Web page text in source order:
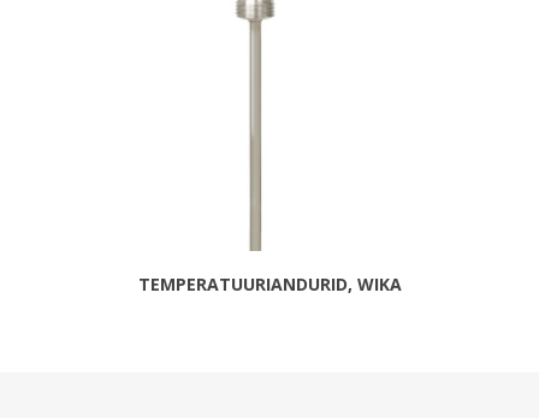
TEMPERATUURIANDURID, WIKA